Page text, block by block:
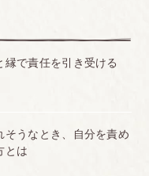
縁で責任を引き受ける
そうなとき、自分を責め
とは